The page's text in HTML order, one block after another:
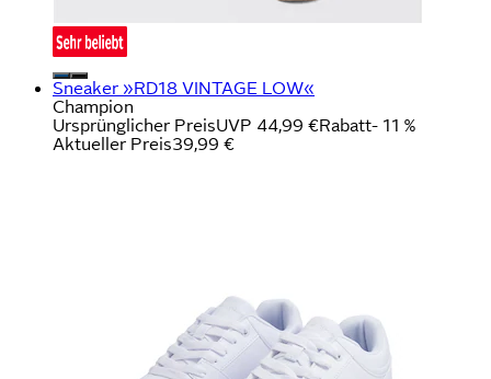
Sneaker »RD18 VINTAGE LOW«
Champion
Ursprünglicher PreisUVP 44,99 €Rabatt- 11 %
Aktueller Preis39,99 €